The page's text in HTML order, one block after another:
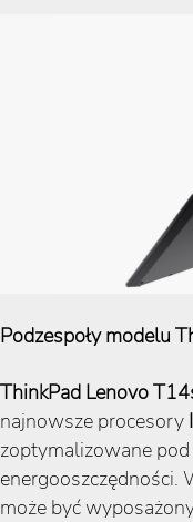
Podzespoły modelu
ThinkPad Lenovo
najnowsze procesory
zoptymalizowane
energooszczędności.
może być